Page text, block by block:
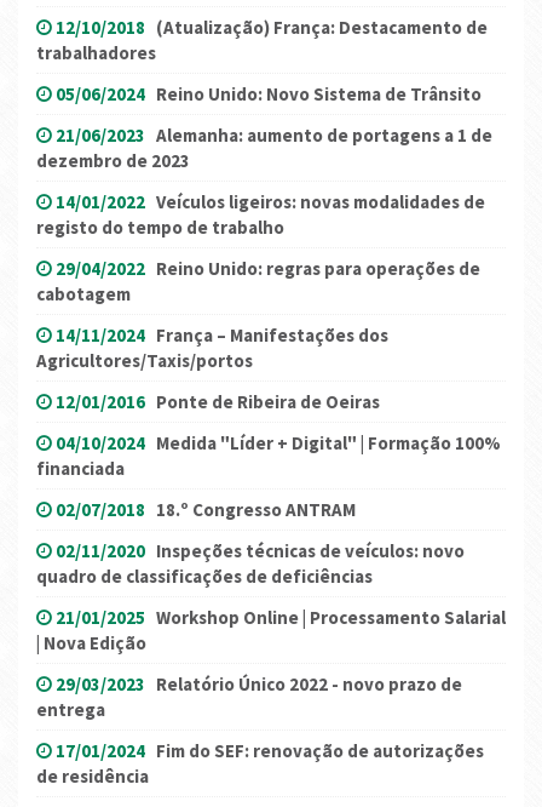
12/10/2018 (Atualização) França: Destacamento de
trabalhadores
05/06/2024 Reino Unido: Novo Sistema de Trânsito
21/06/2023 Alemanha: aumento de portagens a 1 de
dezembro de 2023
14/01/2022 Veículos ligeiros: novas modalidades de
registo do tempo de trabalho
29/04/2022 Reino Unido: regras para operações de
cabotagem
14/11/2024 França – Manifestações dos
Agricultores/Taxis/portos
12/01/2016 Ponte de Ribeira de Oeiras
04/10/2024 Medida "Líder + Digital" | Formação 100%
financiada
02/07/2018 18.º Congresso ANTRAM
02/11/2020 Inspeções técnicas de veículos: novo
quadro de classificações de deficiências
21/01/2025 Workshop Online | Processamento Salarial
| Nova Edição
29/03/2023 Relatório Único 2022 - novo prazo de
entrega
17/01/2024 Fim do SEF: renovação de autorizações
de residência